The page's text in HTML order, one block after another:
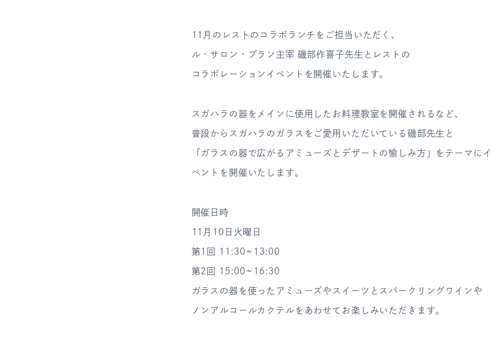
11月のレストのコラボランチをご担当いただく、
ル・サロン・ブラン主宰 磯部作喜子先生とレストの
コラボレーションイベントを開催いたします。
スガハラの器をメインに使用したお料理教室を開催されるなど、
普段からスガハラのガラスをご愛用いただいている磯部先生と
「ガラスの器で広がるアミューズとデザートの愉しみ方」をテーマにイ
ベントを開催いたします。
開催日時
11月10日火曜日
第1回 11:30~13:00
第2回 15:00~16:30
ガラスの器を使ったアミューズやスイーツとスパークリングワインや
ノンアルコールカクテルをあわせてお楽しみいただきます。